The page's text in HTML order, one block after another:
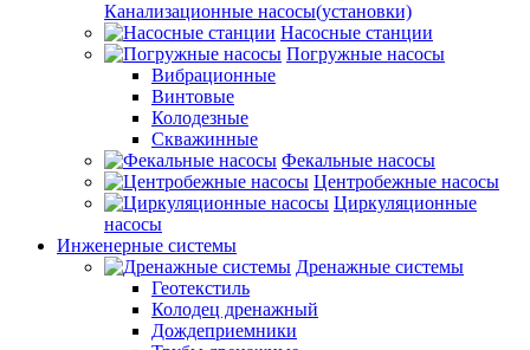
Канализационные насосы(установки)
Насосные станции
Погружные насосы
Вибрационные
Винтовые
Колодезные
Скважинные
Фекальные насосы
Центробежные насосы
Циркуляционные
насосы
Инженерные системы
Дренажные системы
Геотекстиль
Колодец дренажный
Дождеприемники